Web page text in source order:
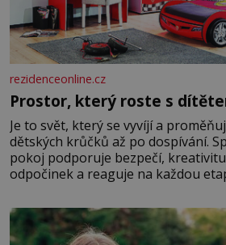
rezidenceonline.cz
Prostor, který roste s
Je to svět, který se vyvíjí a
dětských krůčků až po dospívání.
pokoj podporuje bezpečí,
odpočinek a reaguje na každou
měkkost a bezpečí, proto by pokoj
především klidně a útulně.